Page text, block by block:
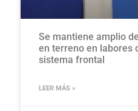
Se mantiene amplio
en terreno en labores
sistema frontal
LEER MÁS »